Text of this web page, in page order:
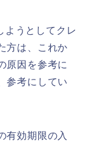
ようとしてクレ
方は、これか
原因を参考に
参考にしてい
有効期限の入